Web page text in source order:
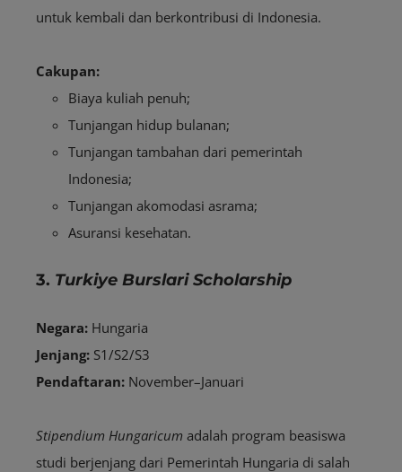
untuk kembali dan berkontribusi di Indonesia.
Cakupan:
Biaya kuliah penuh;
Tunjangan hidup bulanan;
Tunjangan tambahan dari pemerintah
Indonesia;
Tunjangan akomodasi asrama;
Asuransi kesehatan.
3. Turkiye Burslari Scholarship
Negara: Hungaria
Jenjang: S1/S2/S3
Pendaftaran: November–Januari
Stipendium Hungaricum adalah program beasiswa
studi berjenjang dari Pemerintah Hungaria di salah